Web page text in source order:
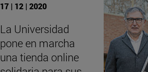
17 | 12 | 2020
La Universidad
pone en marcha
una tienda online